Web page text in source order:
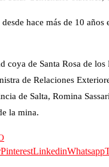
hace más de 10
coya de Santa Rosa de
de Relaciones
de Salta, Romina
la mina.
PinterestLinkedinWhatsapp